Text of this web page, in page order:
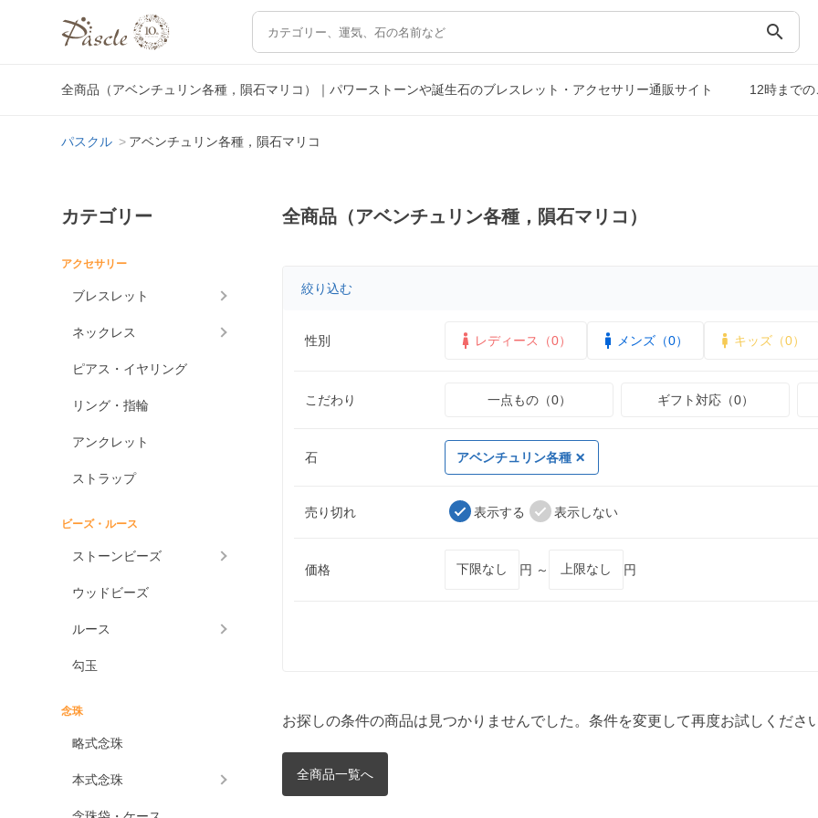
search
全商品（アベンチュリン各種，隕石マリコ）｜パワーストーンや誕生石のブレスレット・アクセサリー通販サイト 12時まで
パスクル アベンチュリン各種，隕石マリコ
カテゴリー
アクセサリー
ブレスレット
ネックレス
ピアス・イヤリング
リング・指輪
アンクレット
ストラップ
ビーズ・ルース
ストーンビーズ
ウッドビーズ
ルース
勾玉
念珠
略式念珠
本式念珠
全商品（アベンチュリン各種，隕石マリコ）
絞り込む
性別 レディース（0） メンズ（0） キッズ（0）
こだわり 一点もの（0） ギフト対応（0）
石 アベンチュリン各種
売り切れ 表示する 表示しない
価格 円 ～ 円
お探しの条件の商品は見つかりませんでした。条件を変更して再度お試しください
全商品一覧へ